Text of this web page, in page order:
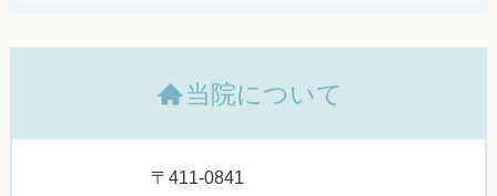
当院について
〒411-0841